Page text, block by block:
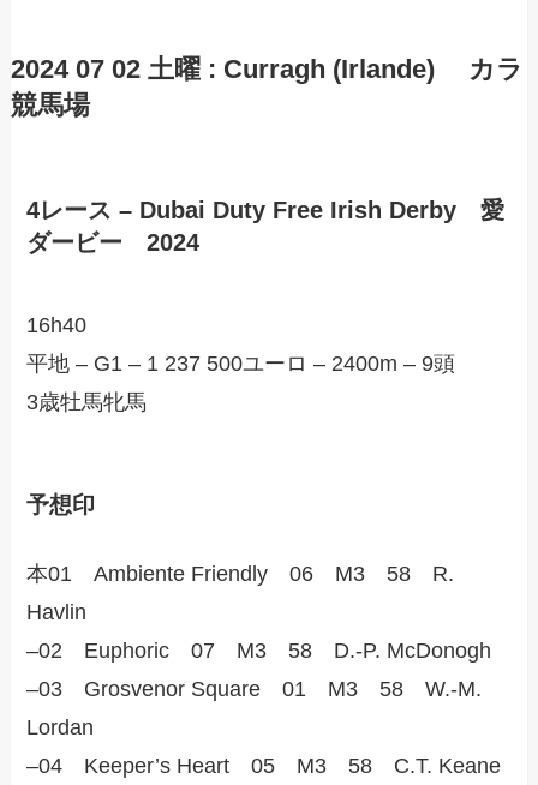
2024 07 02 土曜 : Curragh (Irlande) カラ
競馬場
4レース – Dubai Duty Free Irish Derby 愛
ダービー 2024
16h40
平地 – G1 – 1 237 500ユーロ – 2400m – 9頭
3歳牡馬牝馬
予想印
本01 Ambiente Friendly 06 M3 58 R.
Havlin
–02 Euphoric 07 M3 58 D.-P. McDonogh
–03 Grosvenor Square 01 M3 58 W.-M.
Lordan
–04 Keeper’s Heart 05 M3 58 C.T. Keane